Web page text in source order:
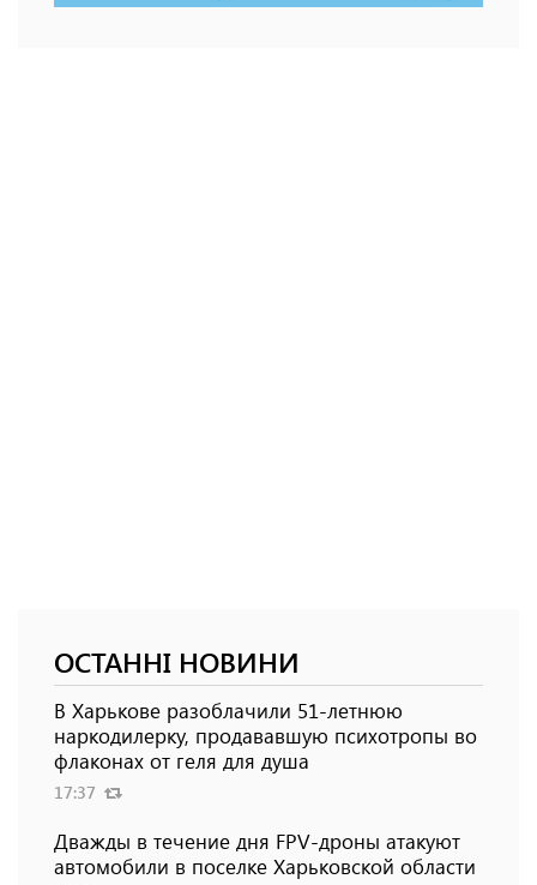
ОСТАННІ НОВИНИ
В Харькове разоблачили 51-летнюю
наркодилерку, продававшую психотропы во
флаконах от геля для душа
17:37
Дважды в течение дня FPV-дроны атакуют
автомобили в поселке Харьковской области